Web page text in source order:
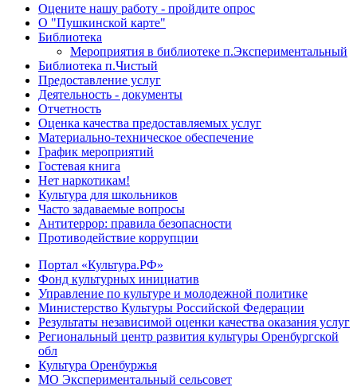
Оцените нашу работу - пройдите опрос
О "Пушкинской карте"
Библиотека
Мероприятия в библиотеке п.Экспериментальный
Библиотека п.Чистый
Предоставление услуг
Деятельность - документы
Отчетность
Оценка качества предоставляемых услуг
Материально-техническое обеспечение
График мероприятий
Гостевая книга
Нет наркотикам!
Культура для школьников
Часто задаваемые вопросы
Антитеррор: правила безопасности
Противодействие коррупции
Портал «Культура.РФ»
Фонд культурных инициатив
Управление по культуре и молодежной политике
Министерство Культуры Российской Федерации
Результаты независимой оценки качества оказания услуг
Региональный центр развития культуры Оренбургской
обл
Культура Оренбуржья
МО Экспериментальный сельсовет